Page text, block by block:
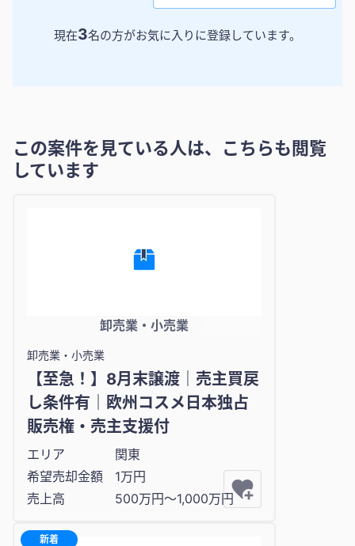
現在3名の方がお気に入りに登録しています。
この案件を見ている人は、こちらも閲覧
しています
卸売業・小売業
卸売業・小売業
【至急！】8月末譲渡｜売主買戻
し条件有｜欧州コスメ日本独占
販売権・売主支援付
エリア
関東
希望売却金額
1万円
売上高
500万円〜1,000万円
新着